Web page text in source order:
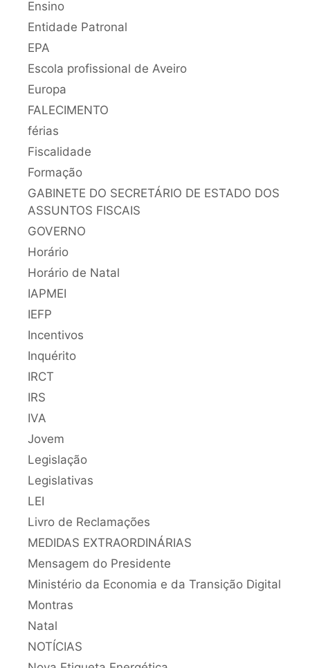
Ensino
Entidade Patronal
EPA
Escola profissional de Aveiro
Europa
FALECIMENTO
férias
Fiscalidade
Formação
GABINETE DO SECRETÁRIO DE ESTADO DOS
ASSUNTOS FISCAIS
GOVERNO
Horário
Horário de Natal
IAPMEI
IEFP
Incentivos
Inquérito
IRCT
IRS
IVA
Jovem
Legislação
Legislativas
LEI
Livro de Reclamações
MEDIDAS EXTRAORDINÁRIAS
Mensagem do Presidente
Ministério da Economia e da Transição Digital
Montras
Natal
NOTÍCIAS